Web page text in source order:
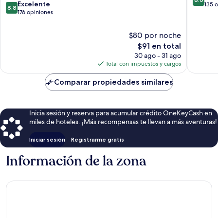
8.8
de
8.8 Excelente
176 opiniones
$80 por noche
El
precio
actual
es
de
$91
$91 en total
30 ago - 31 ago
Total con impuestos y cargos
de 135
Comparar propiedades similares
Inicia sesión y reserva para acumular crédito OneKeyCash en
miles de hoteles. ¡Más recompensas te llevan a más aventuras!
Iniciar sesión Registrarme gratis
Información de la zona